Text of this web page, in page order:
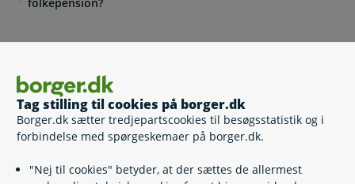
Tag stilling til cookies på borger.dk
Borger.dk sætter tredjepartscookies til besøgsstatistik og i
forbindelse med spørgeskemaer på borger.dk.
"Nej til cookies" betyder, at der sættes de allermest
Min folkepension hvis jeg har arbejdet i Danmark, men
boet i udlandet